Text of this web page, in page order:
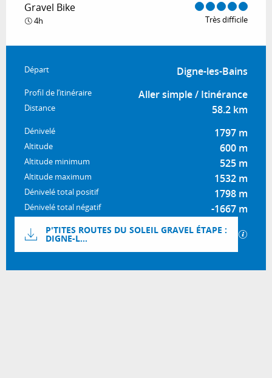
Gravel Bike
4h Très difficile
Informations pratiques
Départ Digne-les-Bains
Profil de l’itinéraire Aller simple / Itinérance
Distance 58.2 km
Dénivelé 1797 m
Altitude 600 m
Altitude minimum 525 m
Altitude maximum 1532 m
Dénivelé total positif 1798 m
Dénivelé total négatif -1667 m
Documentation
P'TITES ROUTES DU SOLEIL GRAVEL ÉTAPE :
DIGNE-L...